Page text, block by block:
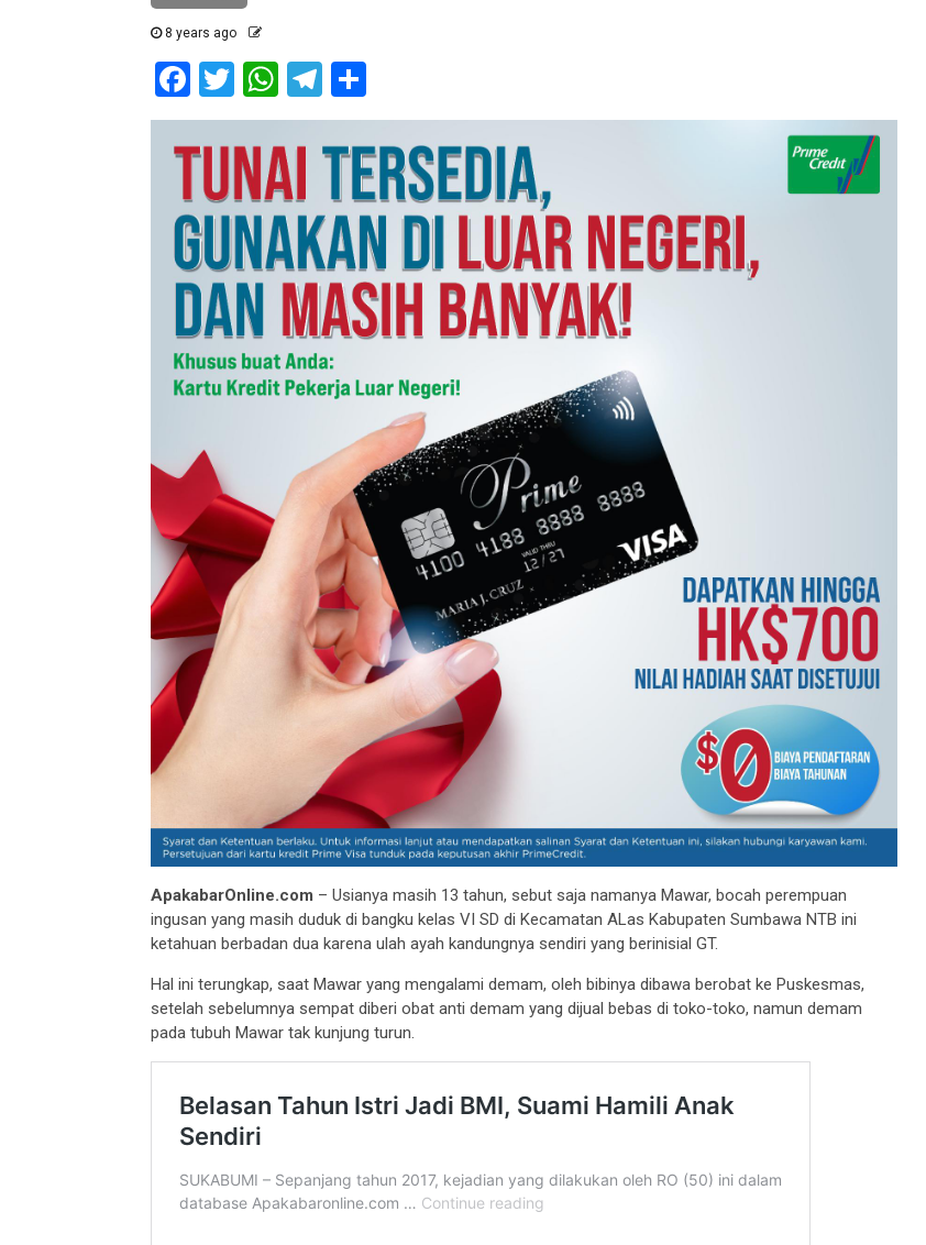
8 years ago
Facebook
Twitter
WhatsApp
Telegram
ApakabarOnline.com – Usianya masih 13 tahun, sebut saja namanya Mawar, bocah perempuan
ingusan yang masih duduk di bangku kelas VI SD di Kecamatan ALas Kabupaten Sumbawa NTB ini
ketahuan berbadan dua karena ulah ayah kandungnya sendiri yang berinisial GT.
Hal ini terungkap, saat Mawar yang mengalami demam, oleh bibinya dibawa berobat ke Puskesmas,
setelah sebelumnya sempat diberi obat anti demam yang dijual bebas di toko-toko, namun demam
pada tubuh Mawar tak kunjung turun.